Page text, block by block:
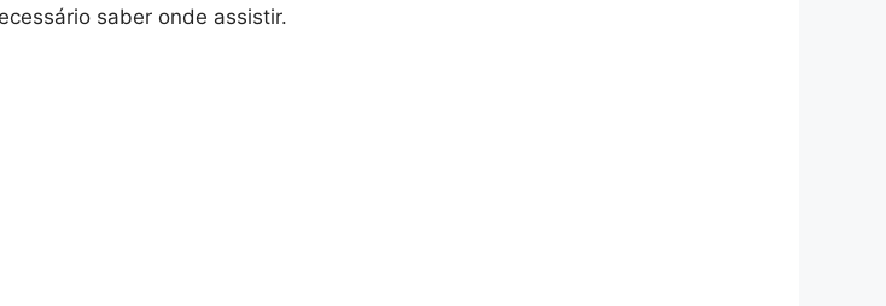
saber onde assistir.